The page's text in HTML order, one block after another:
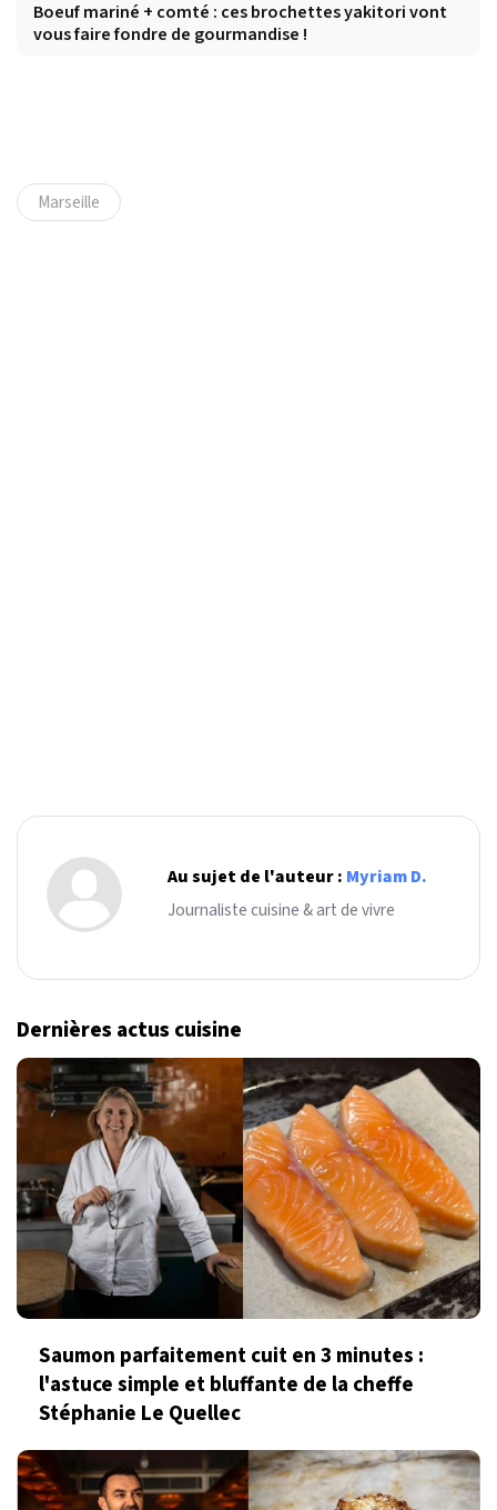
Boeuf mariné + comté : ces brochettes yakitori vont
vous faire fondre de gourmandise !
Marseille
Au sujet de l'auteur : Myriam D.
Journaliste cuisine & art de vivre
Dernières actus cuisine
Saumon parfaitement cuit en 3 minutes :
l'astuce simple et bluffante de la cheffe
Stéphanie Le Quellec